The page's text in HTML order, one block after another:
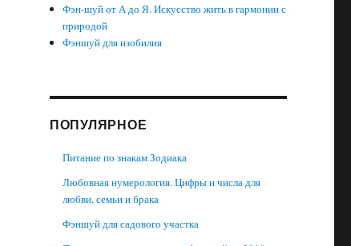
Фэн-шуй от А до Я. Искусство жить в гармонии с
природой
Фэншуй для изобилия
ПОПУЛЯРНОЕ
Питание по знакам Зодиака
Любовная нумерология. Цифры и числа для
любви, семьи и брака
Фэншуй для садового участка